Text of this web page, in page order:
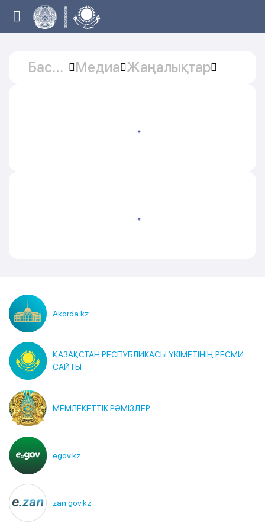
Басты
Медиа Жаңалықтар
Akorda.kz
ҚАЗАҚСТАН РЕСПУБЛИКАСЫ ҮКІМЕТІНІҢ РЕСМИ
САЙТЫ
МЕМЛЕКЕТТІК РӘМІЗДЕР
egov.kz
zan.gov.kz